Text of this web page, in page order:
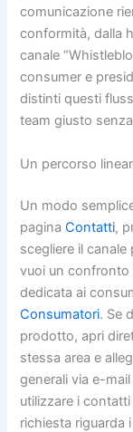
comunicazione
conformità, dalla
canale
consumer e
distinti questi
team giusto
Un percorso
Un modo
paginaContatti,
scegliere il canale
vuoi un confronto
dedicata ai
Consumatori. Se
prodotto, apri
stessa area e
generali via e-
utilizzare i contatti
richiesta riguarda